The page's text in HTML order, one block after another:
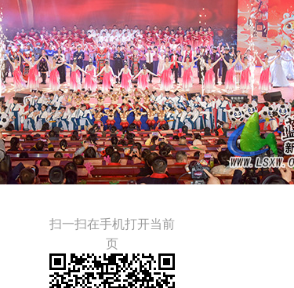
扫一扫在手机打开当前
页